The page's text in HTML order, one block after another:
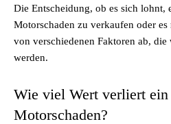
Die Entscheidung, ob es sich lohnt,
Motorschaden zu verkaufen oder es
von verschiedenen Faktoren ab,
werden.
Wie viel Wert verliert
Motorschaden?